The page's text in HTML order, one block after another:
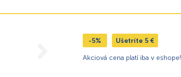
-5% Ušetríte 5 €
Akciová cena platí iba v eshope!